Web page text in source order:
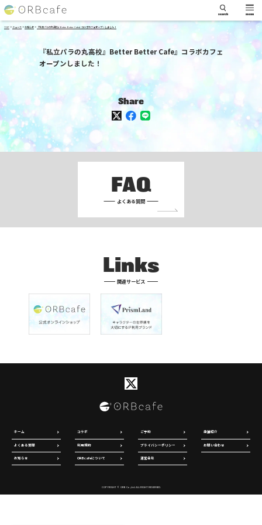
search menu
TOP > ニュース>お知らせ > 『私立パラの丸高校』Better Better Cafe』コラボカフェオープンしました！
『私立パラの丸高校』Better Better Cafe』コラボカフェ
オープンしました！
Share
FAQ
よくある質問
Links
関連サービス
ホーム コラボ ご予約 店舗紹介
よくある質問 利用規約 プライバシーポリシー お問い合わせ
お知らせ ORBcafeについて 運営会社
COPYRIGHT © ORB Co.,Ltd. ALL RIGHT RESERVED.